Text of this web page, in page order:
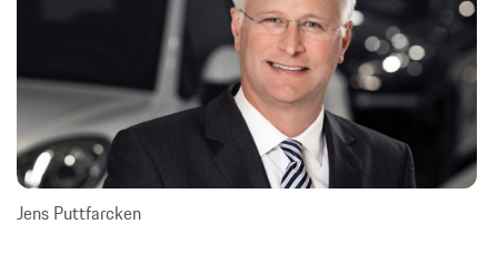
Jens Puttfarcken